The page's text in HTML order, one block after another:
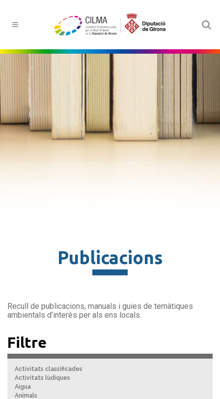
Publicacions
Recull de publicacions, manuals i guies de temàtiques
ambientals d’interès per als ens locals.
Filtre
Activitats classificades
Activitats lúdiques
Aigua
Animals